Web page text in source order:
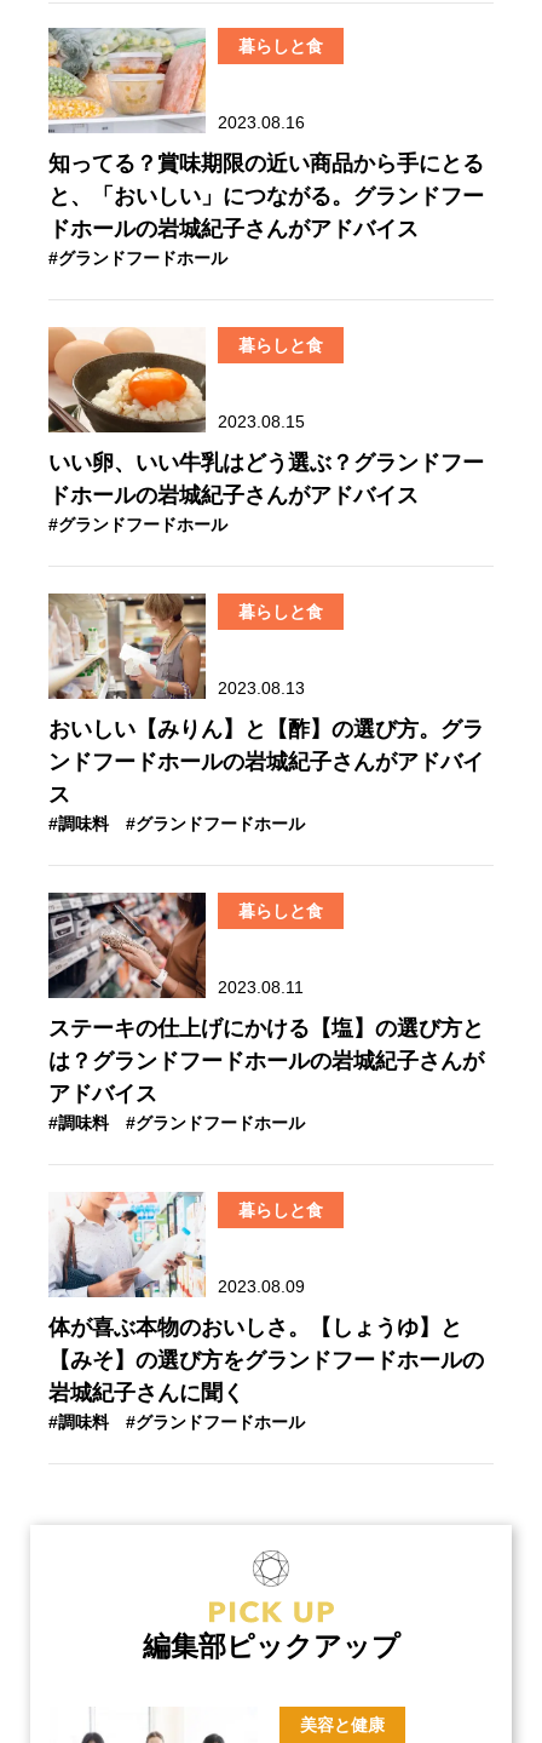
暮らしと食
2023.08.16
知ってる？賞味期限の近い商品から手にとる
と、「おいしい」につながる。グランドフー
ドホールの岩城紀子さんがアドバイス
#グランドフードホール
暮らしと食
2023.08.15
いい卵、いい牛乳はどう選ぶ？グランドフー
ドホールの岩城紀子さんがアドバイス
#グランドフードホール
暮らしと食
2023.08.13
おいしい【みりん】と【酢】の選び方。グラ
ンドフードホールの岩城紀子さんがアドバイ
ス
#調味料 #グランドフードホール
暮らしと食
2023.08.11
ステーキの仕上げにかける【塩】の選び方と
は？グランドフードホールの岩城紀子さんが
アドバイス
#調味料 #グランドフードホール
暮らしと食
2023.08.09
体が喜ぶ本物のおいしさ。【しょうゆ】と
【みそ】の選び方をグランドフードホールの
岩城紀子さんに聞く
#調味料 #グランドフードホール
編集部ピックアップ
美容と健康